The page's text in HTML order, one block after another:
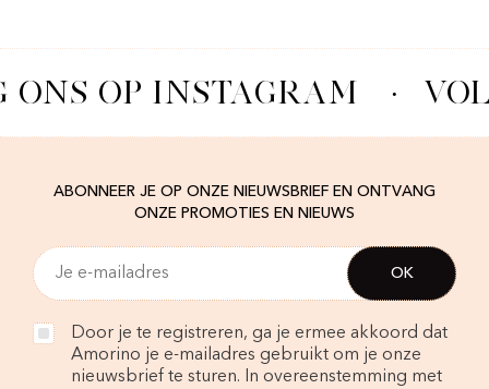
ONS OP INSTAGRAM ·
ABONNEER JE OP ONZE NIEUWSBRIEF EN ONTVANG
ONZE PROMOTIES EN NIEUWS
Door je te registreren, ga je ermee akkoord dat
Amorino je e-mailadres gebruikt om je onze
nieuwsbrief te sturen. In overeenstemming met